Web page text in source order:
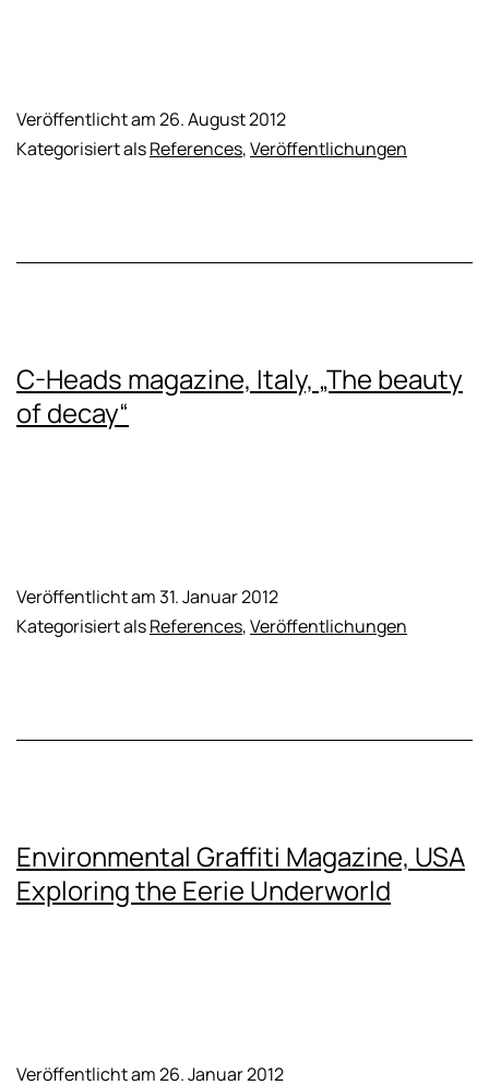
Veröffentlicht am26. August 2012
Kategorisiert alsReferences,Veröffentlichungen
C-Heads magazine, Italy, „The beauty
of decay“
Veröffentlicht am31. Januar 2012
Kategorisiert alsReferences,Veröffentlichungen
Environmental Graffiti Magazine, USA
Exploring the Eerie Underworld
Veröffentlicht am26. Januar 2012